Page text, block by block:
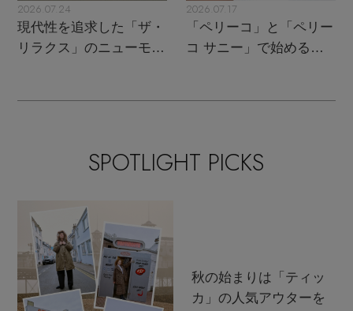
2026.07.24
現代性を追求した「ザ・
リラクス」のニューモダ
2026.07.17
「ペリーコ」と「ペリー
コ サニー」で始める秋
SPOTLIGHT PICKS
秋の始まりは「ティッ
カ」の人気アウターを